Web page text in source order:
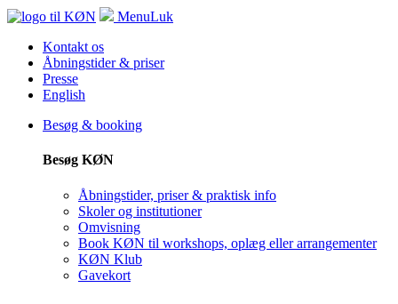
MenuLuk
Kontakt os
Åbningstider & priser
Presse
English
Besøg & booking
Besøg KØN
Åbningstider, priser & praktisk info
Skoler og institutioner
Omvisning
Book KØN til workshops, oplæg eller arrangementer
KØN Klub
Gavekort